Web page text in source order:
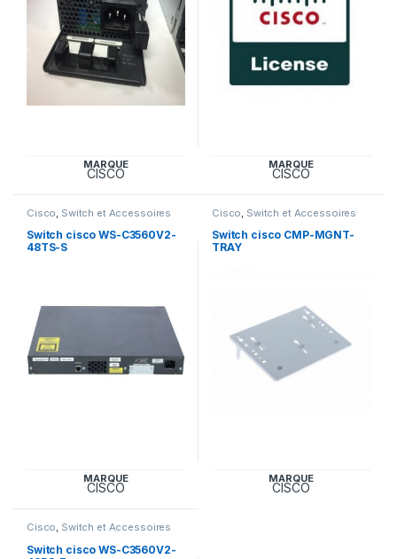
MARQUE
CISCO
MARQUE
CISCO
Cisco Switch et Accessoires
Cisco
Switch cisco WS-C3560V2-
48TS-S
MARQUE
CISCO
Cisco Switch et Accessoires
Cisco
Switch cisco CMP-MGNT-
TRAY
MARQUE
CISCO
Cisco, Switch et Accessoires
Switch cisco WS-C3560V2-